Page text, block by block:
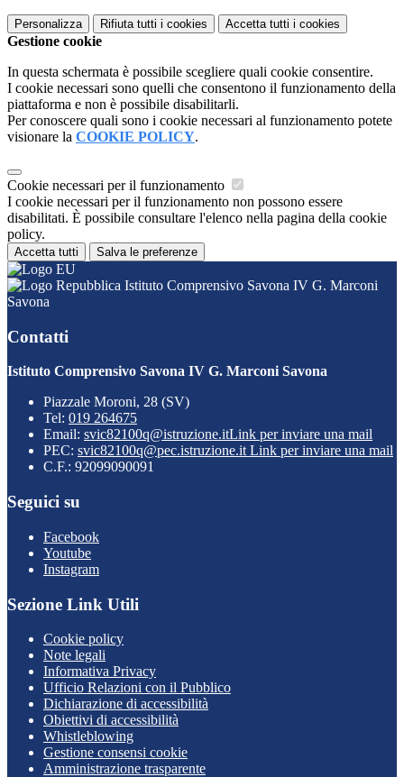
Personalizza Rifiuta tutti i cookies Accetta tutti i cookies
Gestione cookie
In questa schermata è possibile scegliere quali cookie consentire.
I cookie necessari sono quelli che consentono il funzionamento della
piattaforma e non è possibile disabilitarli.
Per conoscere quali sono i cookie necessari al funzionamento potete
visionare la COOKIE POLICY.
Cookie necessari per il funzionamento
I cookie necessari per il funzionamento non possono essere
disabilitati. È possibile consultare l'elenco nella pagina della cookie
policy.
Accetta tutti Salva le preferenze
Istituto Comprensivo Savona IV G. Marconi
Savona
Contatti
Istituto Comprensivo Savona IV G. Marconi Savona
Piazzale Moroni, 28 (SV)
Tel: 019 264675
Email: svic82100q@istruzione.itLink per inviare una mail
PEC: svic82100q@pec.istruzione.it Link per inviare una mail
C.F.: 92099090091
Seguici su
Facebook
Youtube
Instagram
Sezione Link Utili
Cookie policy
Note legali
Informativa Privacy
Ufficio Relazioni con il Pubblico
Dichiarazione di accessibilità
Obiettivi di accessibilità
Whistleblowing
Gestione consensi cookie
Amministrazione trasparente